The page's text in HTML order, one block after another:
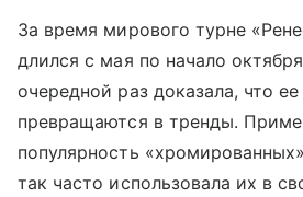
За время мирового турне
длился с мая по начало
очередной раз доказала, что
превращаются в тренды.
популярность
так часто использовала их в